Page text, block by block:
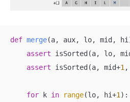
def merge(a, aux, lo, mid, hi
assert isSorted(a, lo,
assert isSorted(a, mid+1
for k in range(lo, hi+1 ):